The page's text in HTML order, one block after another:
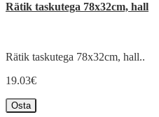
Rätik taskutega 78x32cm, hall
Rätik taskutega 78x32cm, hall..
19.03€
Osta